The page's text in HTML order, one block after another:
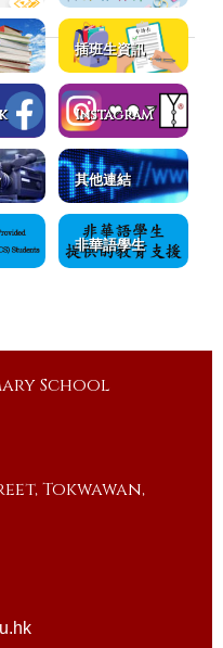
插班生資訊
Instagram
其他連結
非華語學生
School
Tokwawan,